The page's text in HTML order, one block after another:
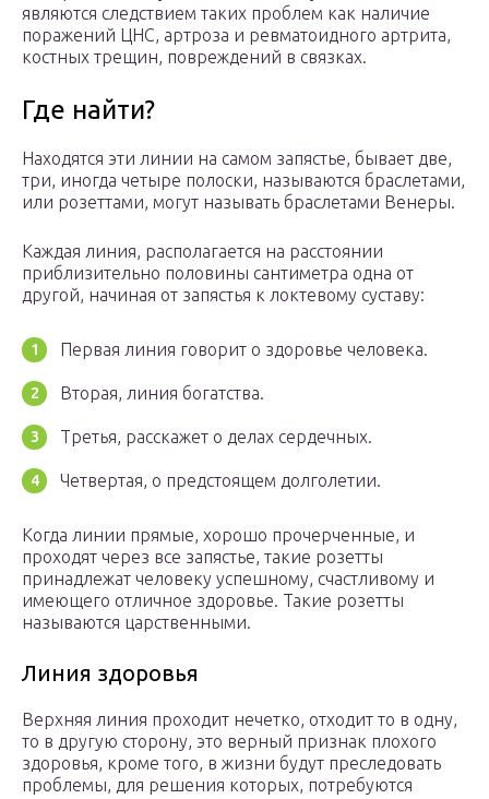
являются следствием таких проблем как наличие
поражений ЦНС, артроза и ревматоидного артрита,
костных трещин, повреждений в связках.
Где найти?
Находятся эти линии на самом запястье, бывает две,
три, иногда четыре полоски, называются браслетами,
или розеттами, могут называть браслетами Венеры.
Каждая линия, располагается на расстоянии
приблизительно половины сантиметра одна от
другой, начиная от запястья к локтевому суставу:
Первая линия говорит о здоровье человека.
Вторая, линия богатства.
Третья, расскажет о делах сердечных.
Четвертая, о предстоящем долголетии.
Когда линии прямые, хорошо прочерченные, и
проходят через все запястье, такие розетты
принадлежат человеку успешному, счастливому и
имеющего отличное здоровье. Такие розетты
называются царственными.
Линия здоровья
Верхняя линия проходит нечетко, отходит то в одну,
то в другую сторону, это верный признак плохого
здоровья, кроме того, в жизни будут преследовать
проблемы, для решения которых, потребуются